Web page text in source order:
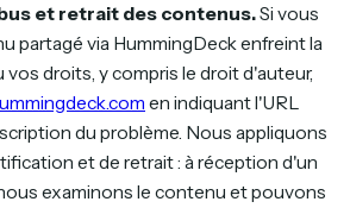
et retrait des contenus.Si vous
partagé via HummingDeck enfreint la
droits, y compris le droit d'auteur,
en indiquant l'URL
du problème. Nous appliquons
et de retrait : à réception d'un
examinons le contenu et pouvons